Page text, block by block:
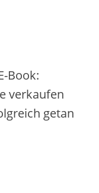
Book:
verkaufen
getan